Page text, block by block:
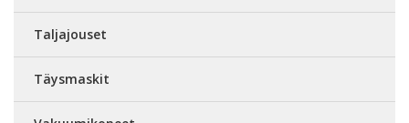
Taljajouset
Täysmaskit